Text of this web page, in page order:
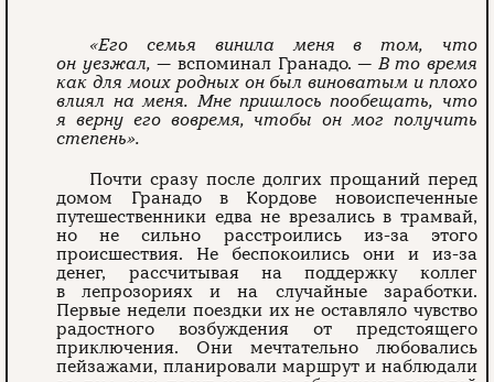
«Его семья винила меня в том, что
он уезжал,— вспоминал Гранадо.— В то время
как для моих родных он был виноватым и плохо
влиял на меня. Мне пришлось пообещать, что
я верну его вовремя, чтобы он мог получить
степень».
Почти сразу после долгих прощаний перед
домом Гранадо в Кордове новоиспеченные
путешественники едва не врезались в трамвай,
но не сильно расстроились из-за этого
происшествия. Не беспокоились они и из-за
денег, рассчитывая на поддержку коллег
в лепрозориях и на случайные заработки.
Первые недели поездки их не оставляло чувство
радостного возбуждения от предстоящего
приключения. Они мечтательно любовались
пейзажами, планировали маршрут и наблюдали